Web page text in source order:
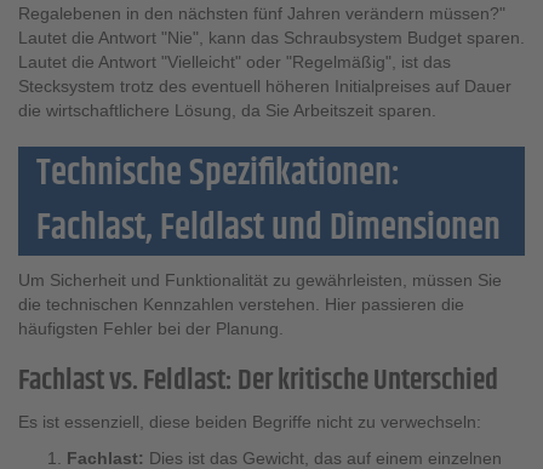
Regalebenen in den nächsten fünf Jahren verändern müssen?"
Lautet die Antwort "Nie", kann das Schraubsystem Budget sparen.
Lautet die Antwort "Vielleicht" oder "Regelmäßig", ist das
Stecksystem trotz des eventuell höheren Initialpreises auf Dauer
die wirtschaftlichere Lösung, da Sie Arbeitszeit sparen.
Technische Spezifikationen:
Fachlast, Feldlast und Dimensionen
Um Sicherheit und Funktionalität zu gewährleisten, müssen Sie
die technischen Kennzahlen verstehen. Hier passieren die
häufigsten Fehler bei der Planung.
Fachlast vs. Feldlast: Der kritische Unterschied
Es ist essenziell, diese beiden Begriffe nicht zu verwechseln:
Fachlast: Dies ist das Gewicht, das auf einem einzelnen